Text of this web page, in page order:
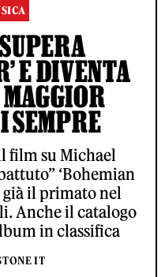
E DIVENTA
SEMPRE
film su Michael
‘Bohemian
già il primato nel
Anche il catalogo
in classifica
IT